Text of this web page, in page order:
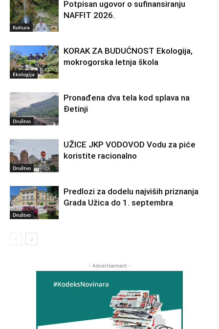
Kultura
Potpisan ugovor o sufinansiranju
NAFFIT 2026.
Ekologija
KORAK ZA BUDUĆNOST Ekologija,
mokrogorska letnja škola
Društvo
Pronađena dva tela kod splava na
Đetinji
Društvo
UŽICE JKP VODOVOD Vodu za piće
koristite racionalno
Društvo
Predlozi za dodelu najviših priznanja
Grada Užica do 1. septembra
- Advertisement -